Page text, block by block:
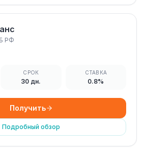
РФ
СРОК
30 дн.
СТАВКА
0.8%
Получить
Подробный обзор